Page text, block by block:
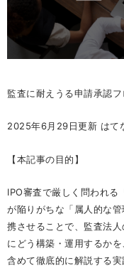
監査に耐えうる申請承認
2025年6月29日更新 はて
【本記事の目的】
IPO審査で厳しく問われる
が陥りがちな「属人的な
携させることで、監査法
にどう構築・運用するか
含めて徹底的に解説する実